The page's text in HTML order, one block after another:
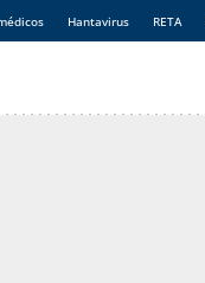
Hantavirus RETA